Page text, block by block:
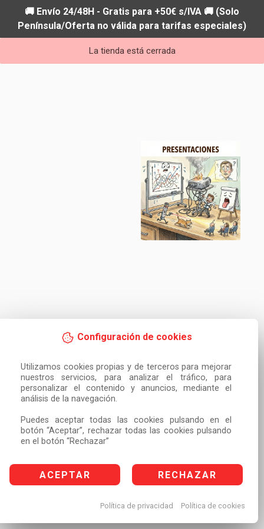
Configuración de cookies
Utilizamos cookies propias y de terceros para mejorar
nuestros servicios, para analizar el tráfico, para
personalizar el contenido y anuncios, mediante el
análisis de la navegación.
Puedes aceptar todas las cookies pulsando en el
botón “Aceptar”, rechazar todas las cookies pulsando
en el botón “Rechazar”
ACEPTAR RECHAZAR
Política de privacidad Política de cookies
🚚 Envío 24/48H - Gratis para +50€ s/IVA 🚚 (Solo
Península/Oferta no válida para tarifas especiales)
La tienda está cerrada